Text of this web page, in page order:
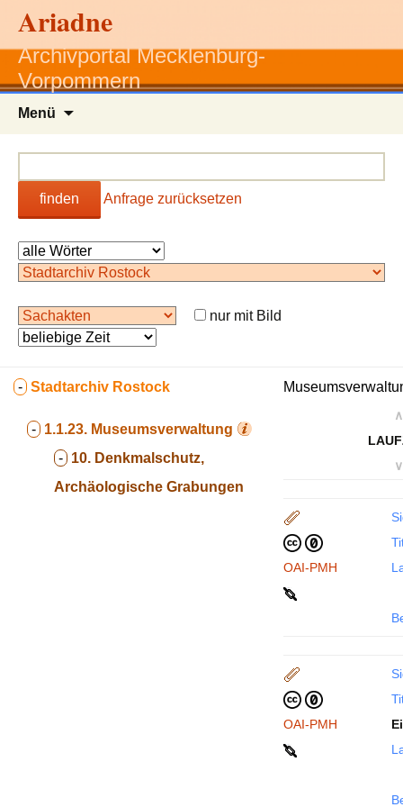
Ariadne
Archivportal Mecklenburg-
Vorpommern
Menü
finden Anfrage zurücksetzen
nur mit Bild
- Stadtarchiv Rostock
- 1.1.23. Museumsverwaltung
- 10. Denkmalschutz,
Archäologische Grabungen
∧
∨
OAI-PMH
OAI-PMH